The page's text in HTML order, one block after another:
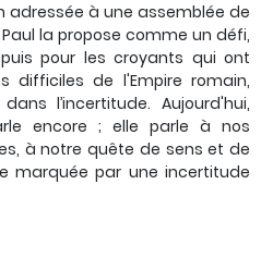
adressée à une assemblée de
la propose comme un défi,
pour les croyants qui ont
difficiles de l'Empire romain,
l’incertitude. Aujourd'hui,
encore ; elle parle à nos
à notre quête de sens et de
marquée par une incertitude